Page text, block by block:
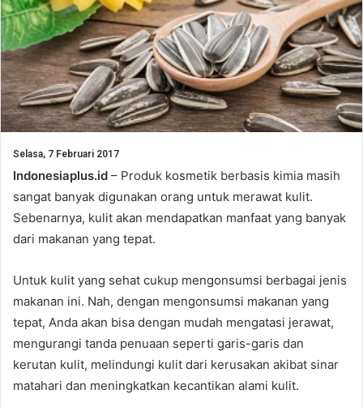
Selasa, 7 Februari 2017
Indonesiaplus.id – Produk kosmetik berbasis kimia masih
sangat banyak digunakan orang untuk merawat kulit.
Sebenarnya, kulit akan mendapatkan manfaat yang banyak
dari makanan yang tepat.
Untuk kulit yang sehat cukup mengonsumsi berbagai jenis
makanan ini. Nah, dengan mengonsumsi makanan yang
tepat, Anda akan bisa dengan mudah mengatasi jerawat,
mengurangi tanda penuaan seperti garis-garis dan
kerutan kulit, melindungi kulit dari kerusakan akibat sinar
matahari dan meningkatkan kecantikan alami kulit.